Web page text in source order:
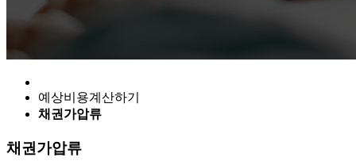
예상비용계산하기
채권가압류
채권가압류